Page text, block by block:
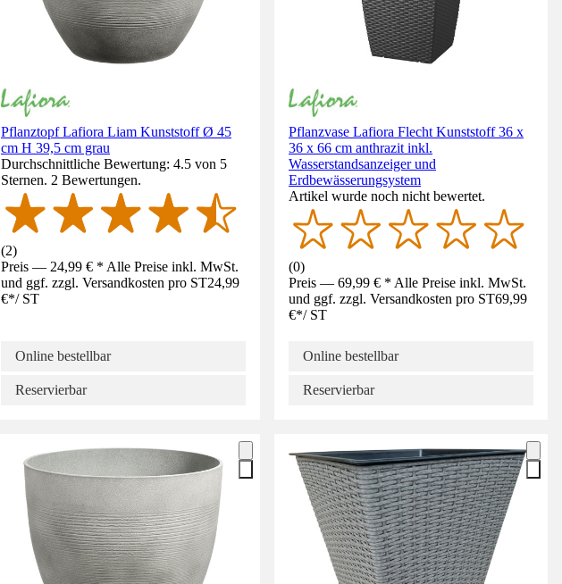
Pflanztopf Lafiora Liam Kunststoff Ø 45
cm H 39,5 cm grau
Durchschnittliche Bewertung: 4.5 von 5
Sternen. 2 Bewertungen.
(2)
Preis — 24,99 € * Alle Preise inkl. MwSt.
und ggf. zzgl. Versandkosten pro ST24,99
€*/ ST
Online bestellbar
Reservierbar
Pflanzvase Lafiora Flecht Kunststoff 36 x
36 x 66 cm anthrazit inkl.
Wasserstandsanzeiger und
Erdbewässerungsystem
Artikel wurde noch nicht bewertet.
(0)
Preis — 69,99 € * Alle Preise inkl. MwSt.
und ggf. zzgl. Versandkosten pro ST69,99
€*/ ST
Online bestellbar
Reservierbar